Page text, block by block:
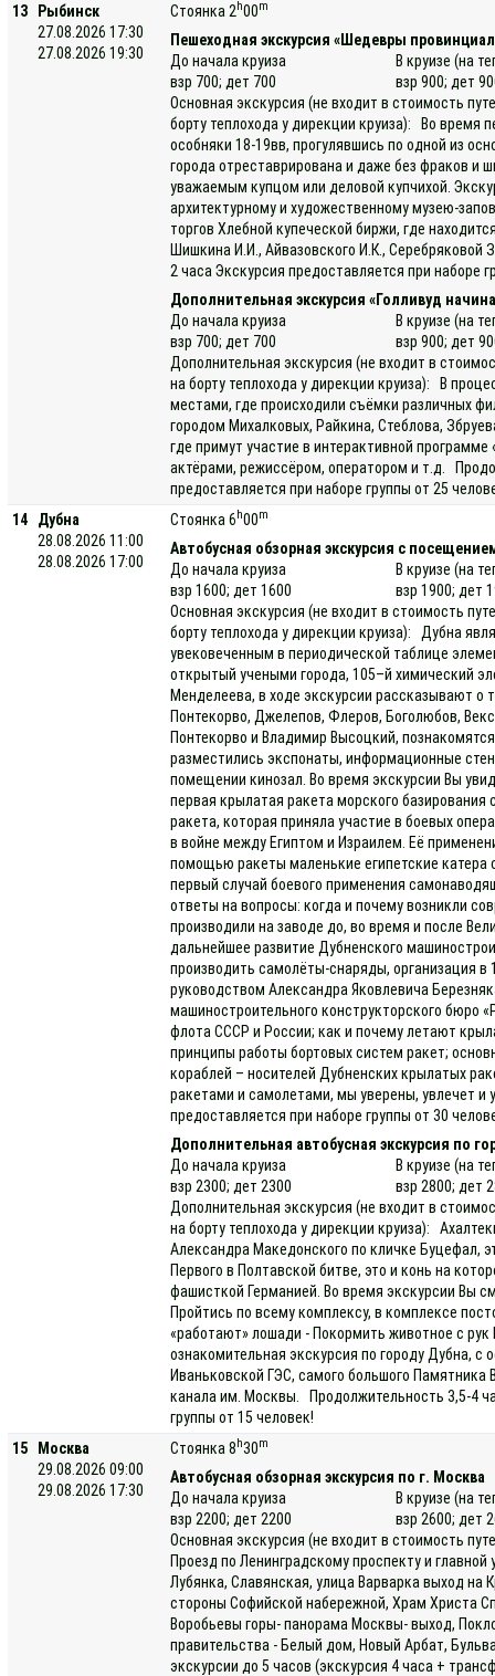
13
Рыбинск
27.08.2026 17:30
27.08.2026 19:30
Стоянка 2 h00m
Пешеходная экскурсия «Шедевры
До начала круиза
взр 700; дет 700
В круизе (на
взр 900; дет
Основная экскурсия (не входит в стоимость
борту теплохода у дирекции круиза): Во время
особняки 18-19вв, прогулявшись по одной из
города отреставрирована и даже без фраков и
уважаемым купцом или деловой купчихой.
архитектурному и художественному музею-
торгов Хлебной купеческой биржи, где
Шишкина И.И., Айвазовского И.К., Серебряковой
2 часа Экскурсия предоставляется при наборе
Дополнительная экскурсия «Голливуд
До начала круиза
взр 700; дет 700
В круизе (на
взр 900; дет
Дополнительная экскурсия (не входит в
на борту теплохода у дирекции круиза): В
местами, где происходили съёмки различных
городом Михалковых, Райкина, Стеблова,
где примут участие в интерактивной
актёрами, режиссёром, оператором и т.д.
предоставляется при наборе группы от 25
14
Дубна
28.08.2026 11:00
28.08.2026 17:00
Стоянка 6 h00m
Автобусная обзорная экскурсия с
До начала круиза
взр 1600; дет 1600
В круизе (на
взр 1900; дет
Основная экскурсия (не входит в стоимость
борту теплохода у дирекции круиза): Дубна
увековеченным в периодической таблице
открытый учеными города, 105–й химический
Менделеева, в ходе экскурсии рассказывают о
Понтекорво, Джелепов, Флеров, Боголюбов,
Понтекорво и Владимир Высоцкий,
разместились экспонаты, информационные
помещении кинозал. Во время экскурсии Вы
первая крылатая ракета морского
ракета, которая приняла участие в боевых
в войне между Египтом и Израилем. Её
помощью ракеты маленькие египетские катера
первый случай боевого применения
ответы на вопросы: когда и почему возникли
производили на заводе до, во время и после
дальнейшее развитие Дубненского
производить самолёты-снаряды, организация
руководством Александра Яковлевича
машиностроительного конструкторского бюро
флота СССР и России; как и почему летают
принципы работы бортовых систем ракет;
кораблей – носителей Дубненских крылатых
ракетами и самолетами, мы уверены, увлечет и
предоставляется при наборе группы от 30
Дополнительная автобусная экскурсия по
До начала круиза
взр 2300; дет 2300
В круизе (на
взр 2800; дет
Дополнительная экскурсия (не входит в
на борту теплохода у дирекции круиза):
Александра Македонского по кличке Буцефал,
Первого в Полтавской битве, это и конь на
фашисткой Германией. Во время экскурсии Вы
Пройтись по всему комплексу, в комплексе
«работают» лошади - Покормить животное с
ознакомительная экскурсия по городу Дубна,
Иваньковской ГЭС, самого большого Памятника
канала им. Москвы. Продолжительность 3,5-4
группы от 15 человек!
15
Москва
29.08.2026 09:00
29.08.2026 17:30
Стоянка 8 h30m
Автобусная обзорная экскурсия по г. Москва
До начала круиза
взр 2200; дет 2200
В круизе (на
взр 2600; дет
Основная экскурсия (не входит в стоимость
Проезд по Ленинградскому проспекту и
Лубянка, Славянская, улица Варварка выход
стороны Софийской набережной, Храм Христа
Воробьевы горы- панорама Москвы- выход,
правительства - Белый дом, Новый Арбат,
экскурсии до 5 часов (экскурсия 4 часа +